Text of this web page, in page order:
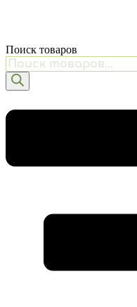
Поиск товаров